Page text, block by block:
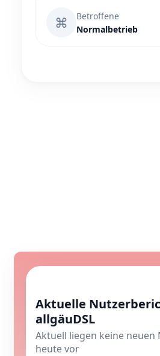
⌘
Betroffene
Normalbetrieb
Aktuelle
allgäuDSL
Aktuell liegen keine neuen
heute vor